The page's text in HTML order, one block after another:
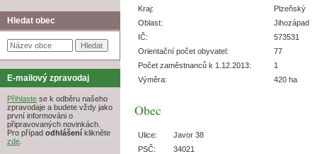
Hledat obec
E-mailový zpravodaj
Přihlaste se k odběru našeho
zpravodaje a budete vždy jako
první informováni o
připravovaných novinkách.
Pro případ odhlášení klikněte
zde.
Kraj:
Plzeňský
Oblast:
Jihozápad
IČ:
573531
Orientační počet obyvatel:
77
Počet zaměstnanců k 1.12.2013:
1
Výměra:
420 ha
Obec
Ulice:
Javor 38
PSČ:
34021